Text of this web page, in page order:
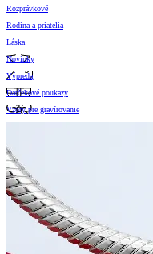
Rozprávkové
Rodina a priatelia
Láska
Novinky
Výpredaj
Darčekové poukazy
Vzory pre gravírovanie